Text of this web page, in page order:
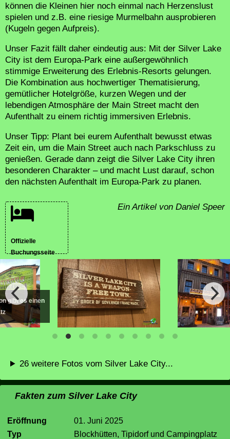
können die Kleinen hier noch einmal nach Herzenslust
spielen und z.B. eine riesige Murmelbahn ausprobieren
(Kugeln gegen Aufpreis).
Unser Fazit fällt daher eindeutig aus: Mit der Silver Lake
City ist dem Europa-Park eine außergewöhnlich
stimmige Erweiterung des Erlebnis-Resorts gelungen.
Die Kombination aus hochwertiger Thematisierung,
gemütlicher Hotelgröße, kurzen Wegen und der
lebendigen Atmosphäre der Main Street macht den
Aufenthalt zu einem richtig immersiven Erlebnis.
Unser Tipp: Plant bei eurem Aufenthalt bewusst etwas
Zeit ein, um die Main Street auch nach Parkschluss zu
genießen. Gerade dann zeigt die Silver Lake City ihren
besonderen Charakter – und macht Lust darauf, schon
den nächsten Aufenthalt im Europa-Park zu planen.
Ein Artikel von Daniel Speer
Offizielle
Buchungsseite
gibt es einen
26 weitere Fotos vom Silver Lake City...
Fakten zum Silver Lake City
Eröffnung
01. Juni 2025
Typ
Blockhütten, Tipidorf und Campingplatz